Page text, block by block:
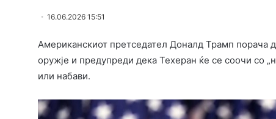
16.06.2026 15:51
Американскиот претседател Доналд Трамп порача
оружје и предупреди дека Техеран ќе се соочи со
или набави.